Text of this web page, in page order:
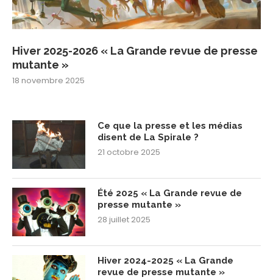
Hiver 2025-2026 « La Grande revue de presse
mutante »
18 novembre 2025
Ce que la presse et les médias
disent de La Spirale ?
21 octobre 2025
Été 2025 « La Grande revue de
presse mutante »
28 juillet 2025
Hiver 2024-2025 « La Grande
revue de presse mutante »